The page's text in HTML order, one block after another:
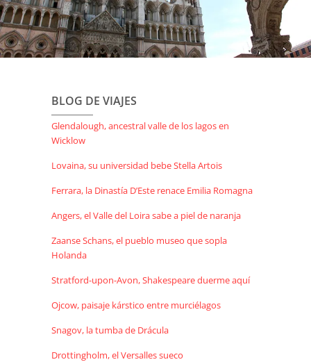
BLOG DE VIAJES
Glendalough, ancestral valle de los lagos en
Wicklow
Lovaina, su universidad bebe Stella Artois
Ferrara, la Dinastía D’Este renace Emilia Romagna
Angers, el Valle del Loira sabe a piel de naranja
Zaanse Schans, el pueblo museo que sopla
Holanda
Stratford-upon-Avon, Shakespeare duerme aquí
Ojcow, paisaje kárstico entre murciélagos
Snagov, la tumba de Drácula
Drottingholm, el Versalles sueco